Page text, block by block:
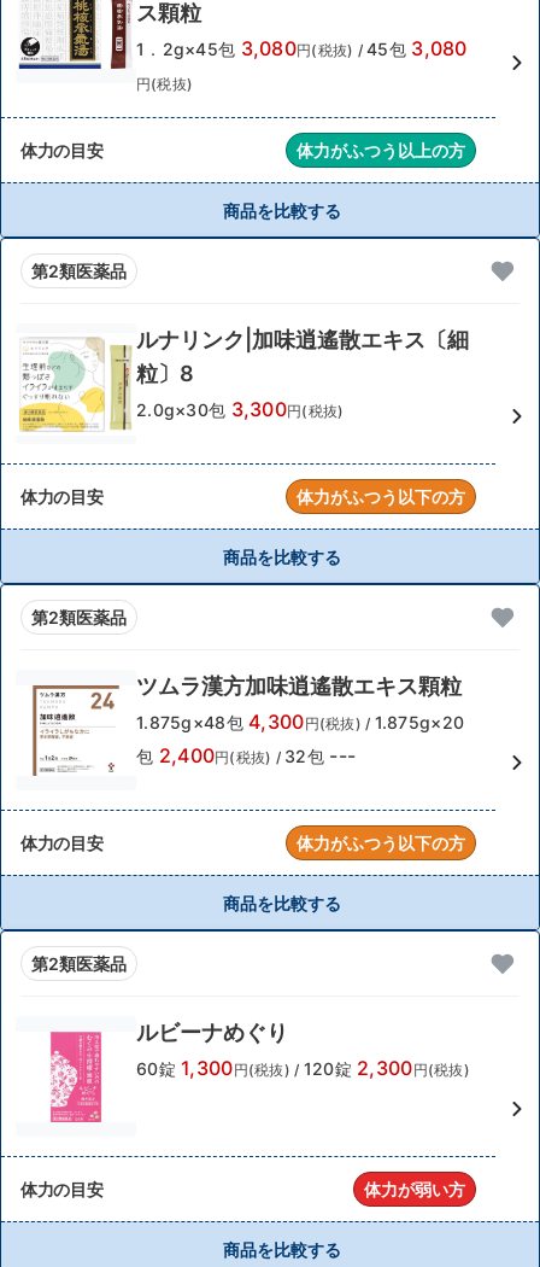
ス顆粒
1．2g×45包 3,080円(税抜) / 45包 3,080
円(税抜)
体力の目安 体力がふつう以上の方
商品を比較する
第2類医薬品
ルナリンク|加味逍遙散エキス〔細
粒〕8
2.0g×30包 3,300円(税抜)
体力の目安 体力がふつう以下の方
商品を比較する
第2類医薬品
ツムラ漢方加味逍遙散エキス顆粒
1.875g×48包 4,300円(税抜) / 1.875g×20
包 2,400円(税抜) / 32包 ---
体力の目安 体力がふつう以下の方
商品を比較する
第2類医薬品
ルビーナめぐり
60錠 1,300円(税抜) / 120錠 2,300円(税抜)
体力の目安 体力が弱い方
商品を比較する